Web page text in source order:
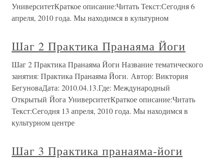
УниверситетКраткое описание:Читать Текст:Сегодня 6
апреля, 2010 года. Мы находимся в культурном
Шаг 2 Практика Пранаяма Йоги
Шаг 2 Практика Пранаяма Йоги Название тематического
занятия: Практика Пранаяма Йоги. Автор: Виктория
БегуноваДата: 2010.04.13.Где: Международный
Открытый Йога УниверситетКраткое описание:Читать
Текст:Сегодня 13 апреля, 2010 года. Мы находимся в
культурном центре
Шаг 3 Практика пранаяма-йоги